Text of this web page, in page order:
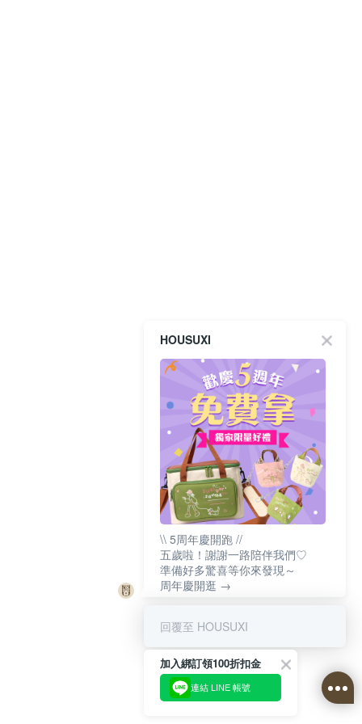
HOUSUXI
\\ 5周年慶開跑 //
五歲啦！謝謝一路陪伴我們♡
準備好多驚喜等你來發現～
周年慶開逛 →
回覆至 HOUSUXI
加入綁訂領100折扣金
連結 LINE 帳號